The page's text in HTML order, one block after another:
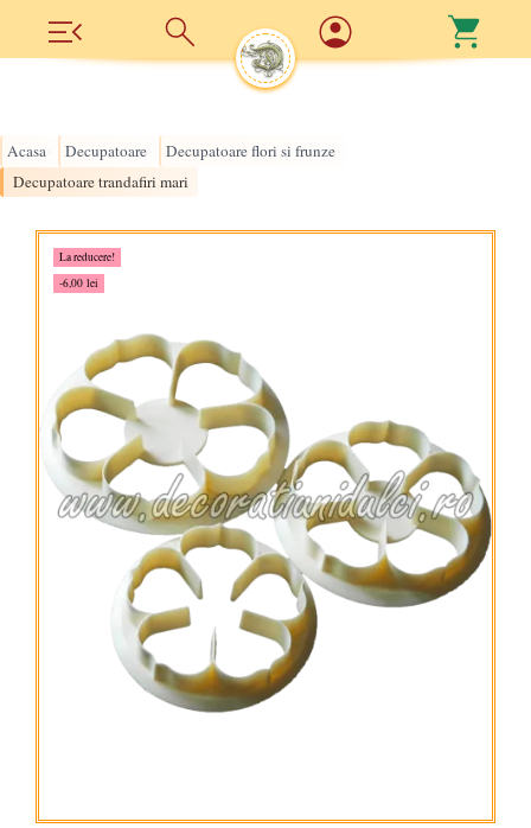
Acasa Decupatoare Decupatoare flori si frunze
Decupatoare trandafiri mari
La reducere!
-6,00 lei